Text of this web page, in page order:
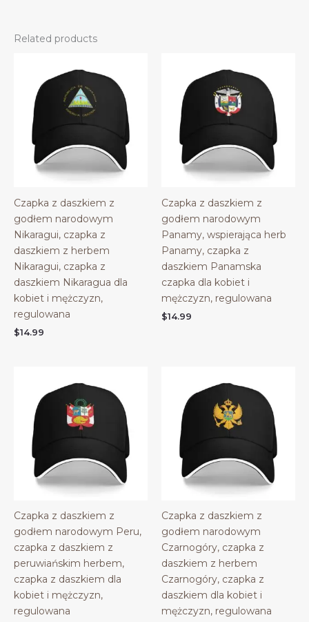
Related products
Czapka z daszkiem z
godłem narodowym
Nikaragui, czapka z
daszkiem z herbem
Nikaragui, czapka z
daszkiem Nikaragua dla
kobiet i mężczyzn,
regulowana
$14.99
Czapka z daszkiem z
godłem narodowym
Panamy, wspierająca herb
Panamy, czapka z
daszkiem Panamska
czapka dla kobiet i
mężczyzn, regulowana
$14.99
Czapka z daszkiem z
godłem narodowym Peru,
czapka z daszkiem z
peruwiańskim herbem,
czapka z daszkiem dla
kobiet i mężczyzn,
regulowana
Czapka z daszkiem z
godłem narodowym
Czarnogóry, czapka z
daszkiem z herbem
Czarnogóry, czapka z
daszkiem dla kobiet i
mężczyzn, regulowana